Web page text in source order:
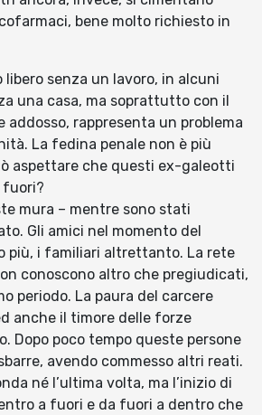
bene molto richiesto in
libero senza un lavoro, in alcuni
una casa, ma soprattutto con il
addosso, rappresenta un problema
La fedina penale non è più
aspettare che questi ex-galeotti
fuori?
mura – mentre sono stati
Gli amici nel momento del
più, i familiari altrettanto. La rete
conoscono altro che pregiudicati,
periodo. La paura del carcere
anche il timore delle forze
Dopo poco tempo queste persone
avendo commesso altri reati.
né l’ultima volta, ma l’inizio di
a fuori e da fuori a dentro che